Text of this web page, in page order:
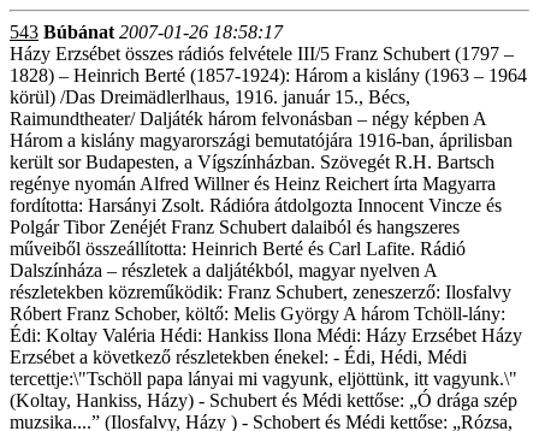
543 Búbánat 2007-01-26 18:58:17
Házy Erzsébet összes rádiós felvétele III/5 Franz Schubert (1797 –
1828) – Heinrich Berté (1857-1924): Három a kislány (1963 – 1964
körül) /Das Dreimädlerlhaus, 1916. január 15., Bécs,
Raimundtheater/ Daljáték három felvonásban – négy képben A
Három a kislány magyarországi bemutatójára 1916-ban, áprilisban
került sor Budapesten, a Vígszínházban. Szövegét R.H. Bartsch
regénye nyomán Alfred Willner és Heinz Reichert írta Magyarra
fordította: Harsányi Zsolt. Rádióra átdolgozta Innocent Vincze és
Polgár Tibor Zenéjét Franz Schubert dalaiból és hangszeres
műveiből összeállította: Heinrich Berté és Carl Lafite. Rádió
Dalszínháza – részletek a daljátékból, magyar nyelven A
részletekben közreműködik: Franz Schubert, zeneszerző: Ilosfalvy
Róbert Franz Schober, költő: Melis György A három Tchöll-lány:
Édi: Koltay Valéria Hédi: Hankiss Ilona Médi: Házy Erzsébet Házy
Erzsébet a következő részletekben énekel: - Édi, Hédi, Médi
tercettje:\"Tschöll papa lányai mi vagyunk, eljöttünk, itt vagyunk.\"
(Koltay, Hankiss, Házy) - Schubert és Médi kettőse: „Ó drága szép
muzsika....” (Ilosfalvy, Házy ) - Schobert és Médi kettőse: „Rózsa,